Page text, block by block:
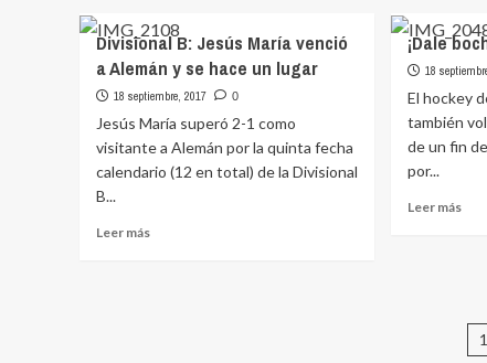
A:
Náutico
goleó
pone
a
tiro
H:
y
Divisional B: Jesús María venció
a Alemán y se hace un lugar
18 septiembre, 2017 0
Jesús María superó 2-1 como
visitante a Alemán por la quinta fecha
calendario (12 en total) de la Divisional
B...
Leer más
¡Dale
18
El hockey
también
de un fin
por...
Leer más
1